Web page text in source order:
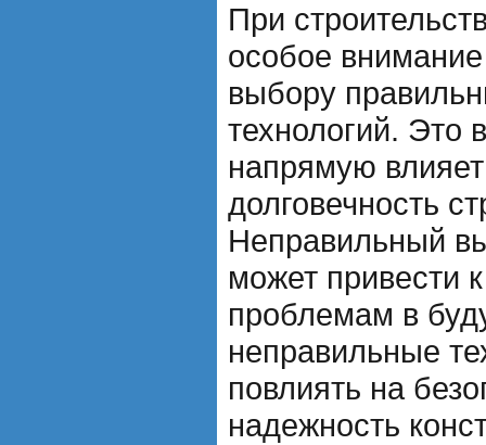
При
особое
выбору
технологий. Это
напрямую
долговечность
Неправильный
может привести
проблемам в
неправильные
повлиять на
надежность